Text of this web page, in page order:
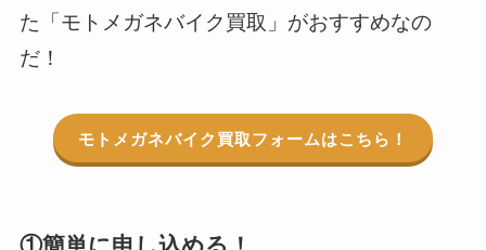
た「モトメガネバイク買取」がおすすめなの
だ！
モトメガネバイク買取フォームはこちら！